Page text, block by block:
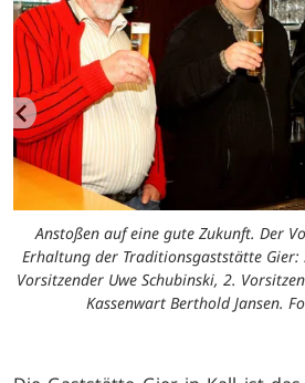
Anstoßen auf eine gute Zukunft. Der
Erhaltung der Traditionsgaststätte Gier:
Vorsitzender Uwe Schubinski, 2.
Kassenwart Berthold Jansen.